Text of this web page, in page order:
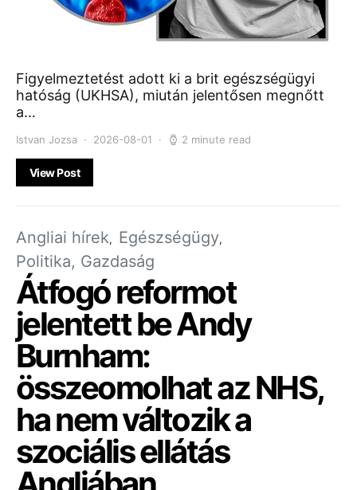
Figyelmeztetést adott ki a brit egészségügyi
hatóság (UKHSA), miután jelentősen megnőtt
a…
Istvan Jozsa 2026-08-01 2 minute read
View Post
Angliai hírek Egészségügy
Politika, Gazdaság
Átfogó reformot
jelentett be Andy
Burnham:
összeomolhat az NHS,
ha nem változik a
szociális ellátás